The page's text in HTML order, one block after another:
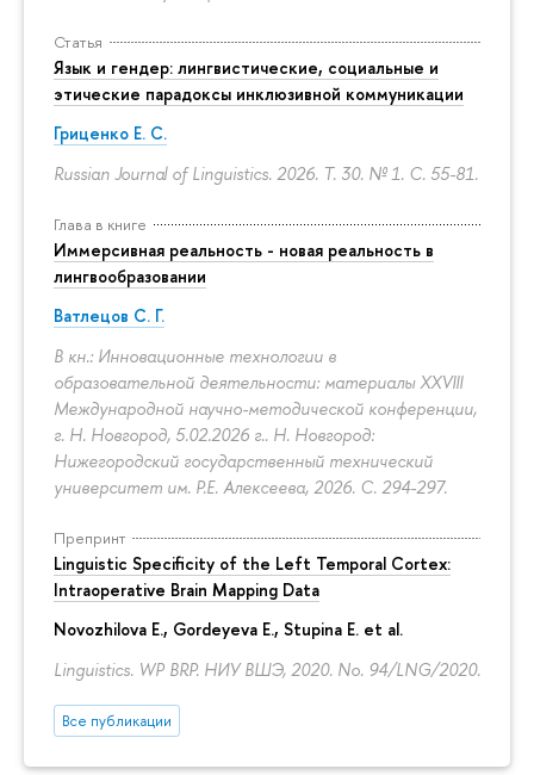
Статья
Язык и гендер: лингвистические, социальные и
этические парадоксы инклюзивной коммуникации
Гриценко Е. С.
Russian Journal of Linguistics. 2026. Т. 30. № 1. С. 55-81.
Глава в книге
Иммерсивная реальность - новая реальность в
лингвообразовании
Ватлецов С. Г.
В кн.: Инновационные технологии в
образовательной деятельности: материалы XXVIII
Международной научно-методической конференции,
г. Н. Новгород, 5.02.2026 г.. Н. Новгород:
Нижегородский государственный технический
университет им. Р.Е. Алексеева, 2026. С. 294-297.
Препринт
Linguistic Specificity of the Left Temporal Cortex:
Intraoperative Brain Mapping Data
Novozhilova E., Gordeyeva E., Stupina E. et al.
Linguistics. WP BRP. НИУ ВШЭ, 2020. No. 94/LNG/2020.
Все публикации